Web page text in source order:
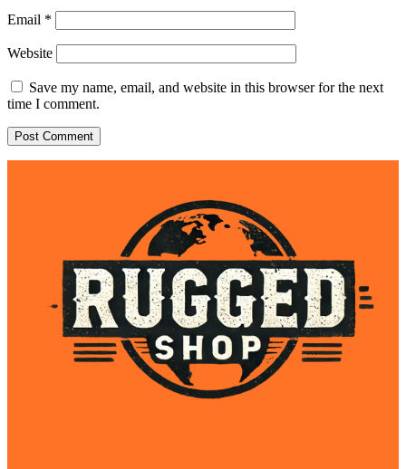
Email *
Website
Save my name, email, and website in this browser for the next
time I comment.